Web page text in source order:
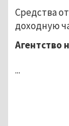
Средства
доходную
Агентство
...